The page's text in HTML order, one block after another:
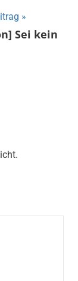
Sei kein